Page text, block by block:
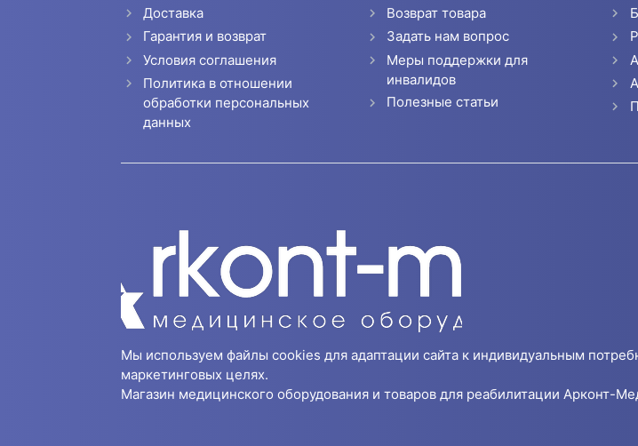
Доставка
Гарантия и возврат
Условия соглашения
Политика в отношении
обработки персональных
данных
Возврат товара
Задать нам вопрос
Меры поддержки для
инвалидов
Полезные статьи
Мы используем файлы cookies для адаптации сайта к индивидуальным
маркетинговых целях.
Магазин медицинского оборудования и товаров для реабилитации Арконт-